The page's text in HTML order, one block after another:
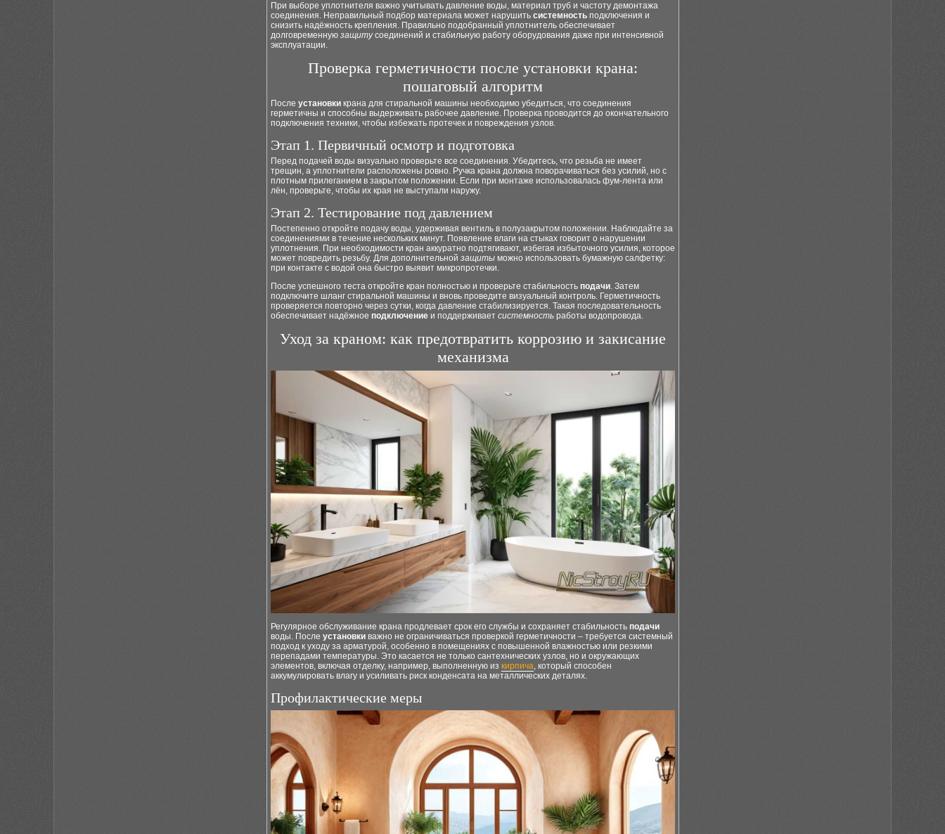
При выборе уплотнителя важно учитывать давление воды, материал труб и частоту демонтажа
соединения. Неправильный подбор материала может нарушить системность подключения и
снизить надёжность крепления. Правильно подобранный уплотнитель обеспечивает
долговременную защитусоединений и стабильную работу оборудования даже при интенсивной
эксплуатации.
Проверка герметичности после установки крана:
пошаговый алгоритм
После установки крана для стиральной машины необходимо убедиться, что соединения
герметичны и способны выдерживать рабочее давление. Проверка проводится до окончательного
подключения техники, чтобы избежать протечек и повреждения узлов.
Этап 1. Первичный осмотр и подготовка
Перед подачей воды визуально проверьте все соединения. Убедитесь, что резьба не имеет
трещин, а уплотнители расположены ровно. Ручка крана должна поворачиваться без усилий, но с
плотным прилеганием в закрытом положении. Если при монтаже использовалась фум-лента или
лён, проверьте, чтобы их края не выступали наружу.
Этап 2. Тестирование под давлением
Постепенно откройте подачу воды, удерживая вентиль в полузакрытом положении. Наблюдайте за
соединениями в течение нескольких минут. Появление влаги на стыках говорит о нарушении
уплотнения. При необходимости кран аккуратно подтягивают, избегая избыточного усилия, которое
может повредить резьбу. Для дополнительной защиты можно использовать бумажную салфетку:
при контакте с водой она быстро выявит микропротечки.
После успешного теста откройте кран полностью и проверьте стабильность подачи. Затем
подключите шланг стиральной машины и вновь проведите визуальный контроль. Герметичность
проверяется повторно через сутки, когда давление стабилизируется. Такая последовательность
обеспечивает надёжное подключение и поддерживает системность работы водопровода.
Уход за краном: как предотвратить коррозию и закисание
механизма
Регулярное обслуживание крана продлевает срок его службы и сохраняет стабильность подачи
воды. После установки важно не ограничиваться проверкой герметичности – требуется системный
подход к уходу за арматурой, особенно в помещениях с повышенной влажностью или резкими
перепадами температуры. Это касается не только сантехнических узлов, но и окружающих
элементов, включая отделку, например, выполненную из кирпича, который способен
аккумулировать влагу и усиливать риск конденсата на металлических деталях.
Профилактические меры